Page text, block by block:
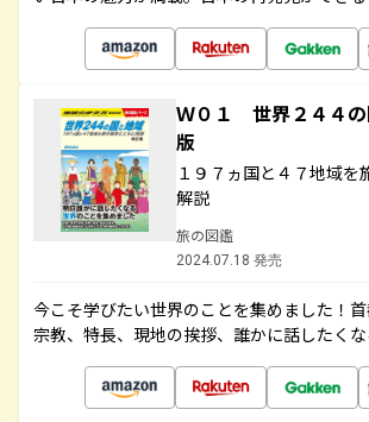
Ｗ０１ 世界２４４
版
１９７ヵ国と４７地域を
解説
旅の図鑑
2024.07.18 発売
今こそ学びたい世界のことを集めました！首
宗教、特長、現地の挨拶、誰かに話したくな